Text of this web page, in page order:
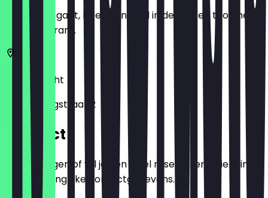
Voordat je gaat, boek een deal in de app en toon het in
het restaurant.
Utrecht
Vinkenburgstraat 2
Contact
Heb je vragen of wil je een tafel reserveren? Hier vind
je alle belangrijke contactgegevens.